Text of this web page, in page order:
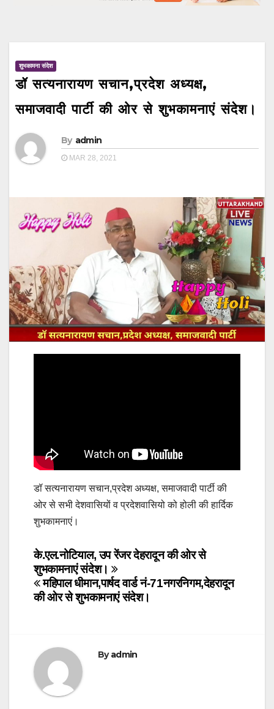
शुभकामना संदेश
डॉ सत्यनारायण सचान,प्रदेश अध्यक्ष,
समाजवादी पार्टी की ओर से शुभकामनाएं संदेश।
By admin
MAR 28, 2021
डॉ सत्यनारायण सचान,प्रदेश अध्यक्ष, समाजवादी पार्टी की
ओर से सभी देशवासियों व प्रदेशवासियो को होली की हार्दिक
शुभकामनाएं।
Post
navigation
के.एल.नोटियाल, उप रेंजर देहरादून की ओर से
शुभकामनाएं संदेश।
महिपाल धीमान,पार्षद वार्ड नं-71नगरनिगम,देहरादून
की ओर से शुभकामनाएं संदेश।
Byadmin